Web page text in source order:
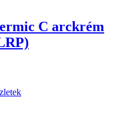
C arckrém